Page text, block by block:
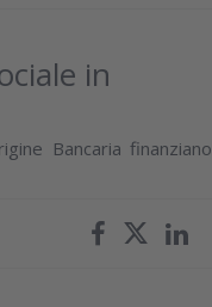
in
Bancaria finanziano